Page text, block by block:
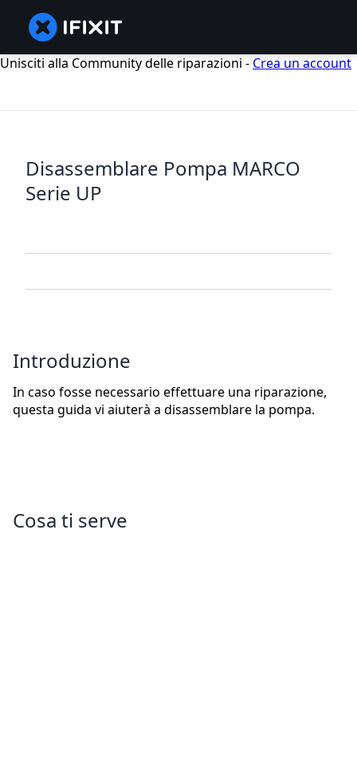
Unisciti alla Community delle riparazioni - Crea un account
Disassemblare Pompa MARCO
Serie UP
Introduzione
In caso fosse necessario effettuare una riparazione,
questa guida vi aiuterà a disassemblare la pompa.
Cosa ti serve